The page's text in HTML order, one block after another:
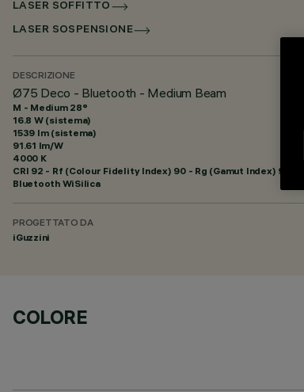
LASER SOFFITTO
LASER SOSPENSIONE
DESCRIZIONE
Ø75 Deco - Bluetooth - Medium Beam
M - Medium 28°
16.8 W (sistema)
1539 lm (sistema)
91.61 lm/W
4000 K
CRI 92 - Rf (Colour Fidelity Index) 90 - Rg (Gamut Index) 98
Bluetooth WiSilica
PROGETTATO DA
iGuzzini
COLORE